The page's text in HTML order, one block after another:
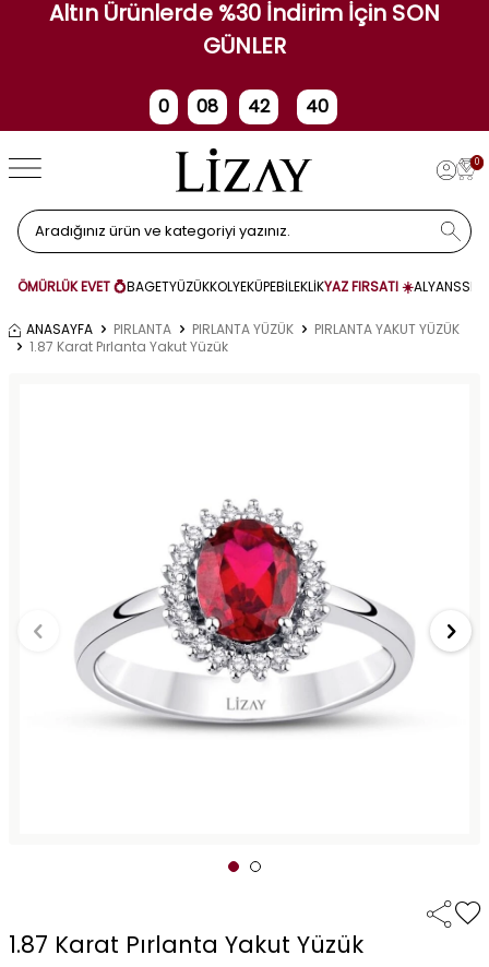
Altın Ürünlerde %30 İndirim İçin SON
GÜNLER
0
Gün
08
Saat
42 40
0
ÖMÜRLÜK EVET 💍BAGETYÜZÜKKOLYEKÜPEBİLEKLİKYAZ FIRSATI ☀️ALYANS
ANASAYFA PIRLANTA PIRLANTA YÜZÜK
PIRLANTA YAKUT YÜZÜK
1.87 Karat Pırlanta Yakut Yüzük
1.87 Karat Pırlanta Yakut Yüzük